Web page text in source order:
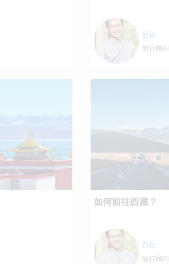
Eric
旅行顾问
如何前往西藏？
Eric
旅行顾问